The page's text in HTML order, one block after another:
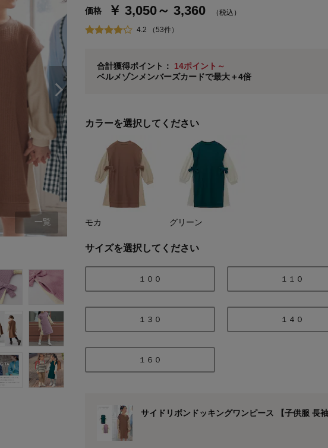
一覧
価格 ￥ 3,050～ 3,360 （税込）
4.2 （53件）
合計獲得ポイント： 14ポイント～
ベルメゾンメンバーズカードで最大＋4倍
ベルメゾンご優待サービスについて
通常商品送料無料 返品引取無料（JCBのみ）
※メンバーズカードの加算ポイントはステージ倍率適用前の基本ポイン
カラーを選択してください
モカ グリーン
サイズを選択してください
１００ １１０
１３０ １４０
１６０
サイドリボンドッキングワンピース 【子供服 長袖